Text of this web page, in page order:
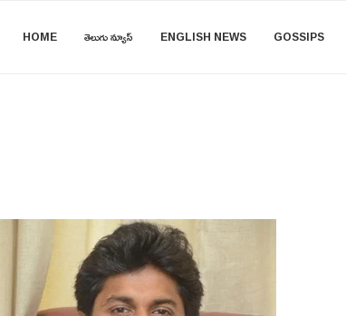
HOME తెలుగు న్యూస్ ENGLISH NEWS GOSSIPS